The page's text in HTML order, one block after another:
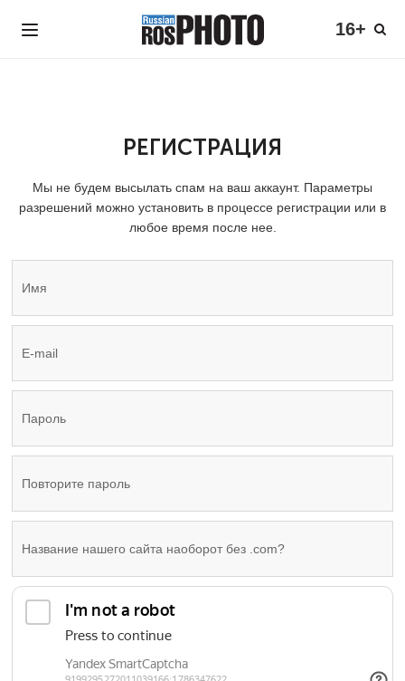
16+
РЕГИСТРАЦИЯ
Мы не будем высылать спам на ваш аккаунт. Параметры
разрешений можно установить в процессе регистрации или в
любое время после нее.